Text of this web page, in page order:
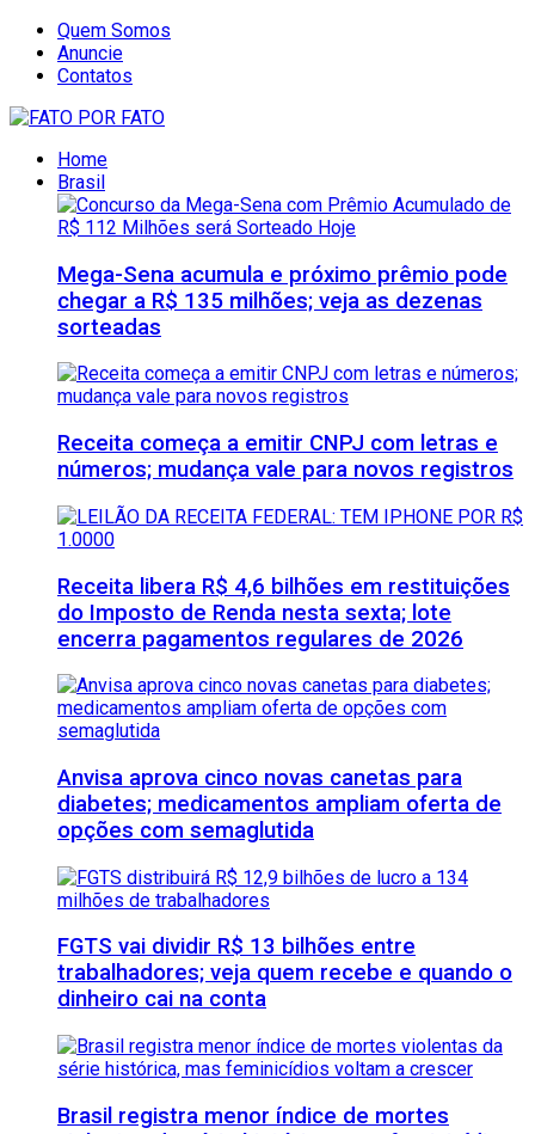
Quem Somos
Anuncie
Contatos
Home
Brasil
Mega-Sena acumula e próximo prêmio pode
chegar a R$ 135 milhões; veja as dezenas
sorteadas
Receita começa a emitir CNPJ com letras e
números; mudança vale para novos registros
Receita libera R$ 4,6 bilhões em restituições
do Imposto de Renda nesta sexta; lote
encerra pagamentos regulares de 2026
Anvisa aprova cinco novas canetas para
diabetes; medicamentos ampliam oferta de
opções com semaglutida
FGTS vai dividir R$ 13 bilhões entre
trabalhadores; veja quem recebe e quando o
dinheiro cai na conta
Brasil registra menor índice de mortes